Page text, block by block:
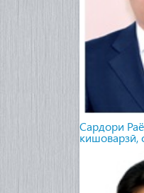
Сардори
кишоварзӣ,